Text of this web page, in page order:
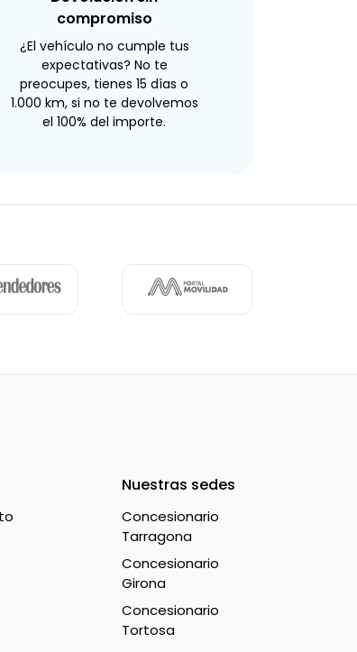
compromiso
¿El vehículo no cumple tus
expectativas? No te
preocupes, tienes 15 días o
1.000 km, si no te devolvemos
el 100% del importe.
Nuestras sedes
Concesionario
Tarragona
Concesionario
Girona
Concesionario
Tortosa